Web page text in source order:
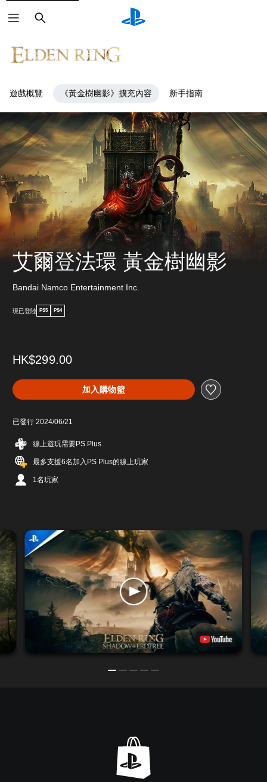
搜
尋
遊戲概覽 《黃金樹幽影》擴充內容 新手指南
艾爾登法環 黃金樹幽影
Bandai Namco Entertainment Inc.
現已登陸 PS5 PS4
HK$299.00
加入購物籃
已發行 2024/06/21
線上遊玩需要PS Plus
最多支援6名加入PS Plus的線上玩家
1名玩家